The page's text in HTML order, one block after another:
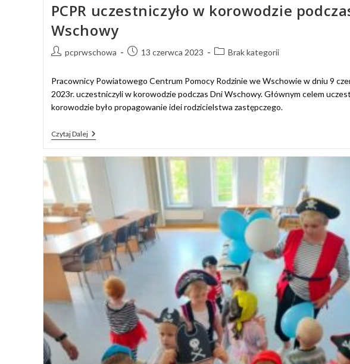
PCPR uczestniczyło w korowodzie
Wschowy
pcprwschowa 13 czerwca 2023 Brak kategorii
Pracownicy Powiatowego Centrum Pomocy Rodzinie we Wschowie w dniu 9
2023r. uczestniczyli w korowodzie podczas Dni Wschowy. Głównym celem
korowodzie było propagowanie idei rodzicielstwa zastępczego.
Czytaj Dalej